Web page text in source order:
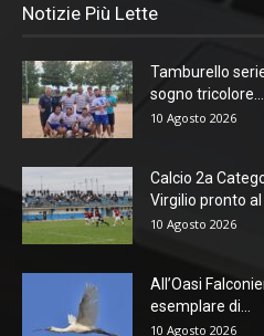
Notizie Più Lette
Tamburello
sogno tricolore...
10 Agosto 2026
Calcio 2a
Virgilio pronto al
10 Agosto 2026
All’Oasi
esemplare di...
10 Agosto 2026